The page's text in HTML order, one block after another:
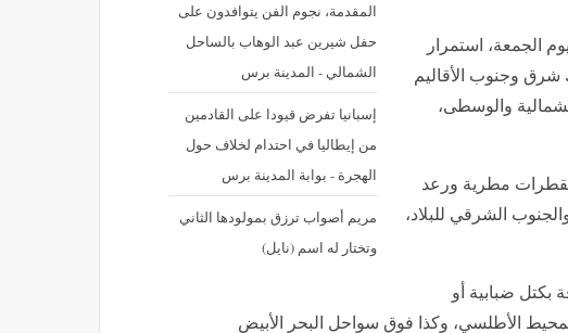
المقدمة، نجوم الفن يتوافدون على
حفل شيرين عبد الوهاب بالساحل
الشمالي - المدينة برس
إسبانيا تفرض قيودا على القادمين
من إيطاليا في احتدام لخلاف حول
الهجرة - بوابة المدينة برس
مريم أصواب ترزق بمولودها الثاني
وتختار له اسم (نايل)
الجمعة، استمرار
شرق وجنوب الأقاليم
والوسطى،
مطرية ورعد
الشرقي للبلاد،
ضبابية أو
الأطلسي، وكذا فوق سواحل البحر الأبيض